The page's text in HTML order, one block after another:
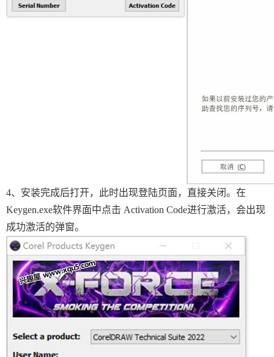
4、安装完成后打开，此时出现登陆页面，直接关闭。在
Keygen.exe软件界面中点击 Activation Code进行激活，会出现
成功激活的弹窗。